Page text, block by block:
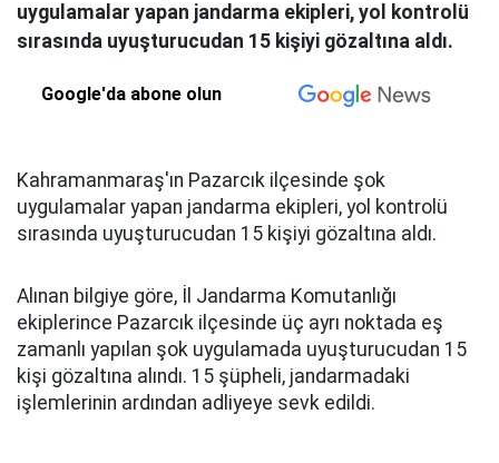
uygulamalar yapan jandarma ekipleri, yol kontrolü
sırasında uyuşturucudan 15 kişiyi gözaltına aldı.
Google'da abone olun
Kahramanmaraş'ın Pazarcık ilçesinde şok
uygulamalar yapan jandarma ekipleri, yol kontrolü
sırasında uyuşturucudan 15 kişiyi gözaltına aldı.
Alınan bilgiye göre, İl Jandarma Komutanlığı
ekiplerince Pazarcık ilçesinde üç ayrı noktada eş
zamanlı yapılan şok uygulamada uyuşturucudan 15
kişi gözaltına alındı. 15 şüpheli, jandarmadaki
işlemlerinin ardından adliyeye sevk edildi.